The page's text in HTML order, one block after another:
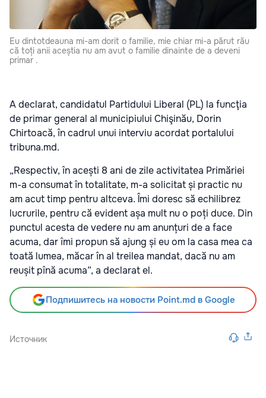
Eu dintotdeauna mi-am dorit o familie, mie chiar mi-a părut rău
că toți anii aceștia nu am avut o familie dinainte de a deveni
primar .
A declarat, candidatul Partidului Liberal (PL) la funcţia
de primar general al municipiului Chişinău, Dorin
Chirtoacă, în cadrul unui interviu acordat portalului
tribuna.md.
„Respectiv, în acești 8 ani de zile activitatea Primăriei
m-a consumat în totalitate, m-a solicitat și practic nu
am acut timp pentru altceva. Îmi doresc să echilibrez
lucrurile, pentru că evident așa mult nu o poți duce. Din
punctul acesta de vedere nu am anunțuri de a face
acuma, dar îmi propun să ajung și eu om la casa mea ca
toată lumea, măcar în al treilea mandat, dacă nu am
reușit pînă acuma”, a declarat el.
Подпишитесь на новости Point.md в Google
Источник